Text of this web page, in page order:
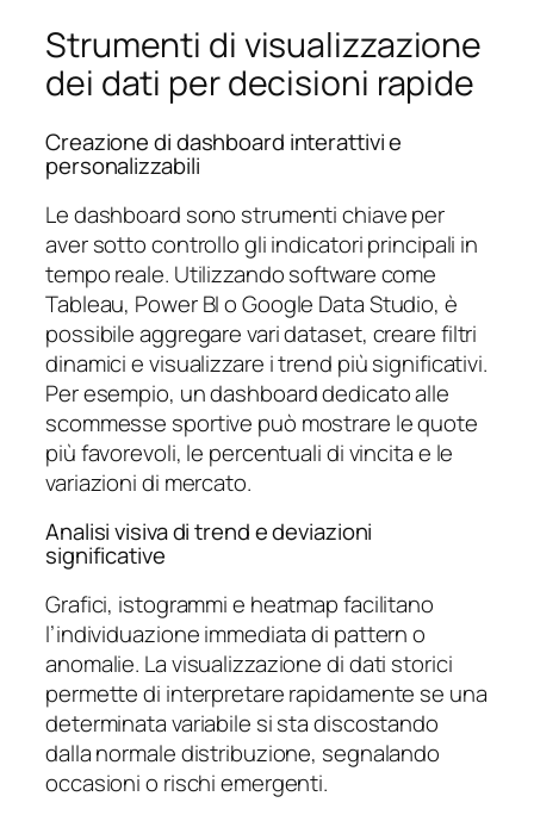
Strumenti di visualizzazione
dei dati per decisioni rapide
Creazione di dashboard interattivi e
personalizzabili
Le dashboard sono strumenti chiave per
aver sotto controllo gli indicatori principali in
tempo reale. Utilizzando software come
Tableau, Power BI o Google Data Studio, è
possibile aggregare vari dataset, creare filtri
dinamici e visualizzare i trend più significativi.
Per esempio, un dashboard dedicato alle
scommesse sportive può mostrare le quote
più favorevoli, le percentuali di vincita e le
variazioni di mercato.
Analisi visiva di trend e deviazioni
significative
Grafici, istogrammi e heatmap facilitano
l’individuazione immediata di pattern o
anomalie. La visualizzazione di dati storici
permette di interpretare rapidamente se una
determinata variabile si sta discostando
dalla normale distribuzione, segnalando
occasioni o rischi emergenti.